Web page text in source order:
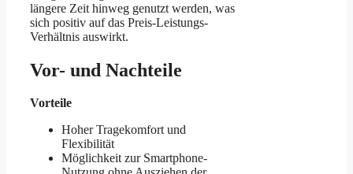
längere Zeit hinweg genutzt werden, was
sich positiv auf das Preis-Leistungs-
Verhältnis auswirkt.
Vor- und Nachteile
Vorteile
Hoher Tragekomfort und
Flexibilität
Möglichkeit zur Smartphone-